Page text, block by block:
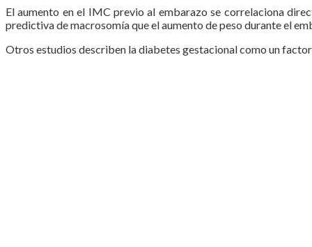
El aumento en el IMC previo al embarazo se correlaciona
predictiva de macrosomía que el aumento de peso durante el
Otros estudios describen la diabetes gestacional como un